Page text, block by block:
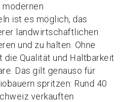
ist es möglich, das
landwirtschaftlichen
und zu halten. Ohne
die Qualität und Haltbarkeit
Das gilt genauso für
spritzen: Rund 40
verkauften